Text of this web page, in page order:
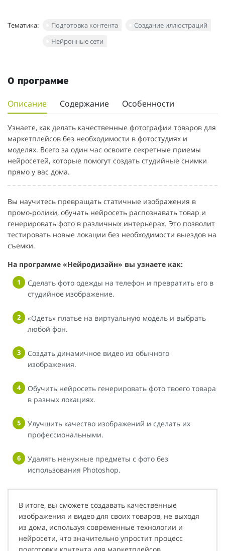
Тематика: Подготовка контента
Создание иллюстраций
Нейронные сети
О программе
Описание Содержание Особенности
Узнаете, как делать качественные фотографии товаров для
маркетплейсов без необходимости в фотостудиях и
моделях. Всего за один час освоите секретные приемы
нейросетей, которые помогут создать студийные снимки
прямо у вас дома.
Вы научитесь превращать статичные изображения в
промо-ролики, обучать нейросеть распознавать товар и
генерировать фото в различных интерьерах. Это позволит
тестировать новые локации без необходимости выездов на
съемки.
На программе «Нейродизайн» вы узнаете как:
Сделать фото одежды на телефон и превратить его в
студийное изображение.
«Одеть» платье на виртуальную модель и выбрать
любой фон.
Создать динамичное видео из обычного
изображения.
Обучить нейросеть генерировать фото твоего товара
в разных локациях.
Улучшить качество изображений и сделать их
профессиональными.
Удалять ненужные предметы с фото без
использования Photoshop.
В итоге, вы сможете создавать качественные
изображения и видео для своих товаров, не выходя
из дома, используя современные технологии и
нейросети, что значительно упростит процесс